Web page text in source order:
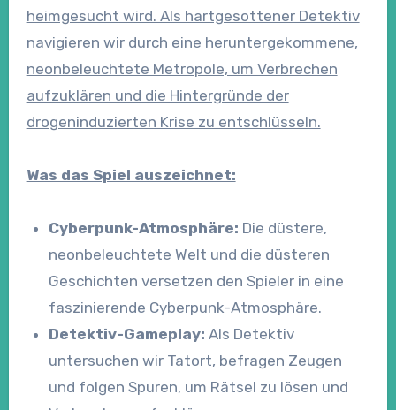
heimgesucht wird. Als hartgesottener Detektiv
navigieren wir durch eine heruntergekommene,
neonbeleuchtete Metropole, um Verbrechen
aufzuklären und die Hintergründe der
drogeninduzierten Krise zu entschlüsseln.
Was das Spiel auszeichnet:
Cyberpunk-Atmosphäre: Die düstere,
neonbeleuchtete Welt und die düsteren
Geschichten versetzen den Spieler in eine
faszinierende Cyberpunk-Atmosphäre.
Detektiv-Gameplay: Als Detektiv
untersuchen wir Tatort, befragen Zeugen
und folgen Spuren, um Rätsel zu lösen und